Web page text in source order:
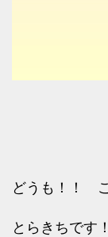
どうも！！
とらきちです